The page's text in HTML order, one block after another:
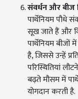
संवर्धन और बीज
पार्थेनियम पौधे
सूख जाते हैं और
पार्थेनियम बीजों
है, जिससे उन्हें
परिस्थितियां
बढ़ते मौसम में
योगदान करती है.